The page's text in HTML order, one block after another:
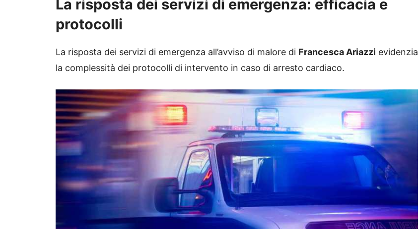
La risposta dei servizi di emergenza: efficacia e
protocolli
La risposta dei servizi di emergenza all’avviso di malore di Francesca Ariazzi evidenzia
la complessità dei protocolli di intervento in caso di arresto cardiaco.